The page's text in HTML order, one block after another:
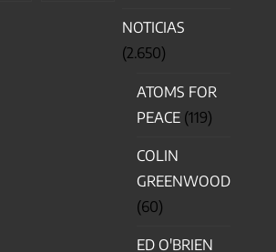
NOTICIAS
(2.650)
ATOMS FOR
PEACE (119)
COLIN
GREENWOOD
(60)
ED O'BRIEN